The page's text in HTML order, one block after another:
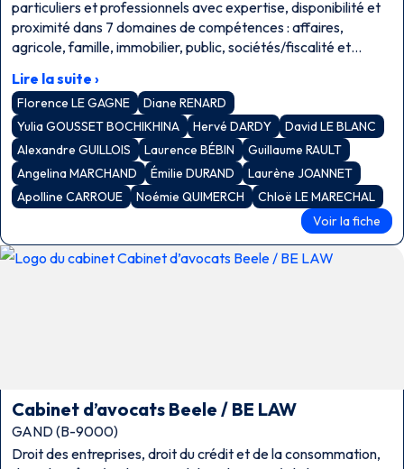
particuliers et professionnels avec expertise, disponibilité et
proximité dans 7 domaines de compétences : affaires,
agricole, famille, immobilier, public, sociétés/fiscalité et
Lire la suite ›
Florence LE GAGNE
Diane RENARD
Yulia GOUSSET BOCHIKHINA
Hervé DARDY
David LE BLANC
Alexandre GUILLOIS
Laurence BÉBIN
Guillaume RAULT
Angelina MARCHAND
Émilie DURAND
Laurène JOANNET
Apolline CARROUE
Noémie QUIMERCH
Chloë LE MARECHAL
Voir la fiche
Cabinet d’avocats Beele / BE LAW
GAND (B-9000)
Droit des entreprises, droit du crédit et de la consommation,